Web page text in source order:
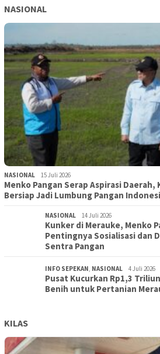
NASIONAL
NASIONAL 15 Juli 2026
Menko Pangan Serap Aspirasi Daerah,
Bersiap Jadi Lumbung Pangan
NASIONAL 14 Juli 2026
Kunker di Merauke, Menko
Pentingnya Sosialisasi dan
Sentra Pangan
INFO SEPEKAN, NASIONAL 4 Juli 2026
Pusat Kucurkan Rp1,3
Benih untuk Pertanian
KILAS